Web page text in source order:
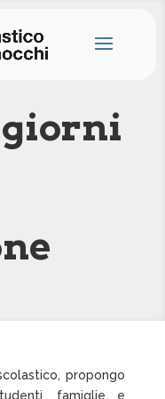
propongo
famiglie e